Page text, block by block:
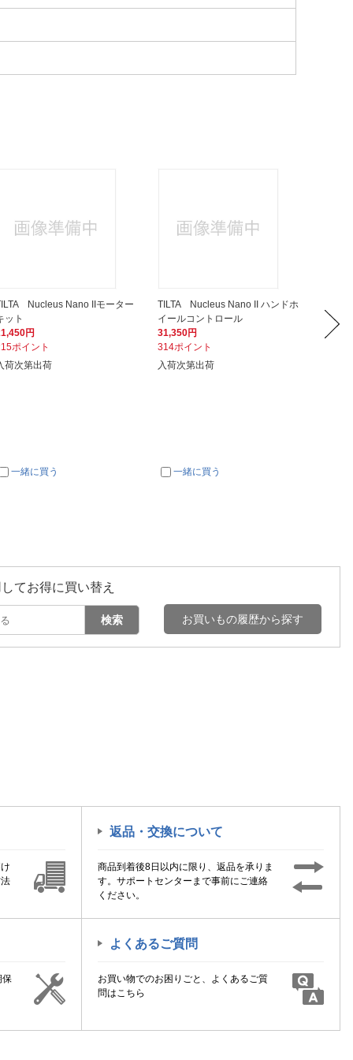
Nucleus Nano IIモーター
ット
円
ポイント
荷次第出荷
一緒に買う
TILTA Nucleus Nano II ハンドホ
イールコントロール
31,350円
314ポイント
入荷次第出荷
一緒に買う
52,800
528ポ
てお得に買い替え
検索 お買いもの履歴から探す
返品・交換について
商品到着後8日以内に限り、返品を承りま
す。サポートセンターまで事前にご連絡
ください。
保
よくあるご質問
お買い物でのお困りごと、よくあるご質
問はこちら